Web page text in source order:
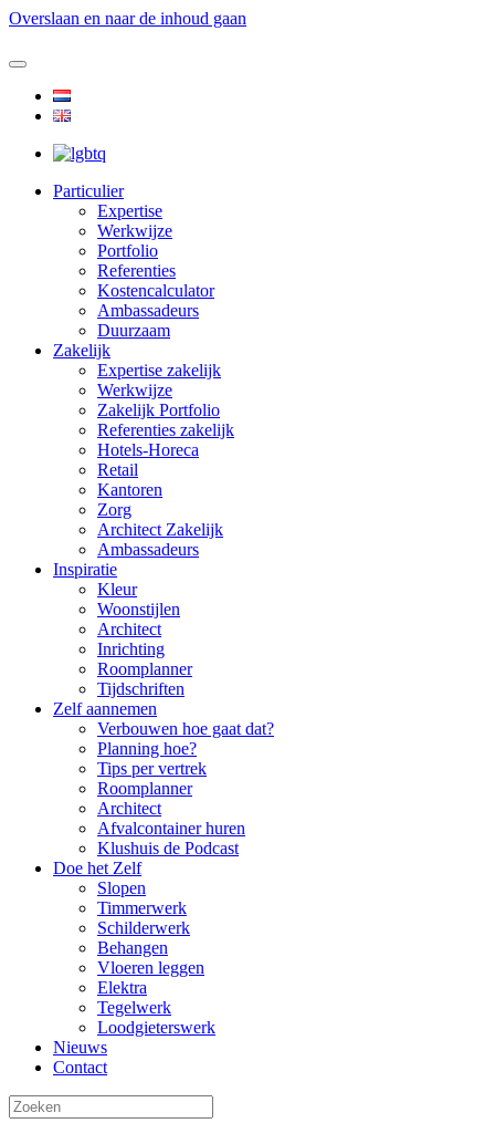
Overslaan en naar de inhoud gaan
Particulier
Expertise
Werkwijze
Portfolio
Referenties
Kostencalculator
Ambassadeurs
Duurzaam
Zakelijk
Expertise zakelijk
Werkwijze
Zakelijk Portfolio
Referenties zakelijk
Hotels-Horeca
Retail
Kantoren
Zorg
Architect Zakelijk
Ambassadeurs
Inspiratie
Kleur
Woonstijlen
Architect
Inrichting
Roomplanner
Tijdschriften
Zelf aannemen
Verbouwen hoe gaat dat?
Planning hoe?
Tips per vertrek
Roomplanner
Architect
Afvalcontainer huren
Klushuis de Podcast
Doe het Zelf
Slopen
Timmerwerk
Schilderwerk
Behangen
Vloeren leggen
Elektra
Tegelwerk
Loodgieterswerk
Nieuws
Contact